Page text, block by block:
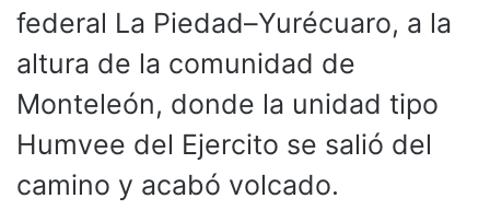
federal La Piedad–Yurécuaro, a la
altura de la comunidad de
Monteleón, donde la unidad tipo
Humvee del Ejercito se salió del
camino y acabó volcado.